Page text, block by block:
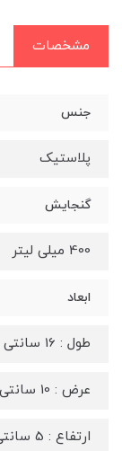
مشخصات
جنس
پلاستیک
گنجایش
400 میلی لیتر
ابعاد
طول : 16 سانتی متر
عرض : 10 سانتی متر
ارتفاع : 5 سانتی متر